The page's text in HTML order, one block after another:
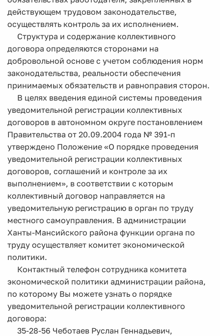
действующем трудовом законодательстве,
осуществлять контроль за их исполнением.
Структура и содержание коллективного
договора определяются сторонами на
добровольной основе с учетом соблюдения норм
законодательства, реальности обеспечения
принимаемых обязательств и равноправия сторон.
В целях введения единой системы проведения
уведомительной регистрации коллективных
договоров в автономном округе постановлением
Правительства от 20.09.2004 года № 391-п
утверждено Положение «О порядке проведения
уведомительной регистрации коллективных
договоров, соглашений и контроле за их
выполнением», в соответствии с которым
коллективный договор направляется на
уведомительную регистрацию в орган по труду
местного самоуправления. В администрации
Ханты-Мансийского района функции органа по
труду осуществляет комитет экономической
политики.
Контактный телефон сотрудника комитета
экономической политики администрации района,
по которому Вы можете узнать о порядке
уведомительной регистрации коллективного
договора:
35-28-56 Чеботаев Руслан Геннадьевич,